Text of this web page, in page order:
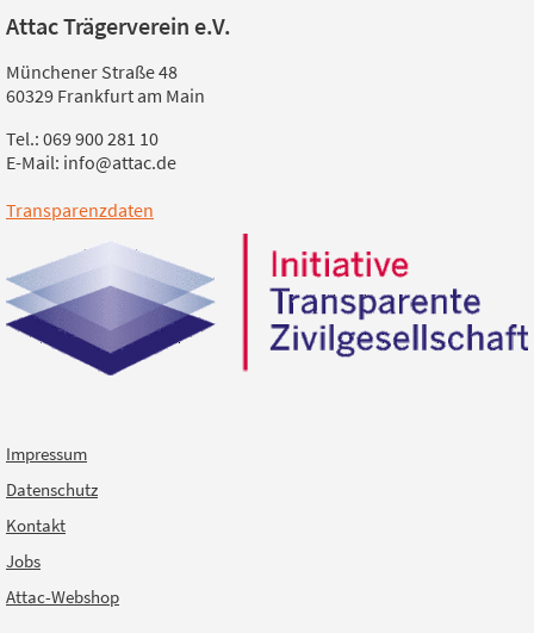
Attac Trägerverein e.V.
Münchener Straße 48
60329 Frankfurt am Main
Tel.: 069 900 281 10
E-Mail: info@attac.de
Transparenzdaten
Impressum
Datenschutz
Kontakt
Jobs
Attac-Webshop